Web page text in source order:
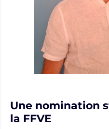
Une nomination
la FFVE